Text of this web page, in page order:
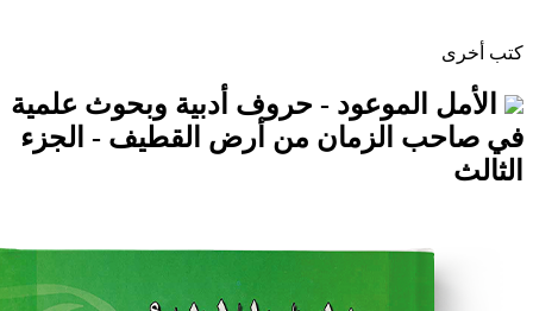
- حروف أدبية وبحوث علمية
الزمان من أرض القطيف - الجزء